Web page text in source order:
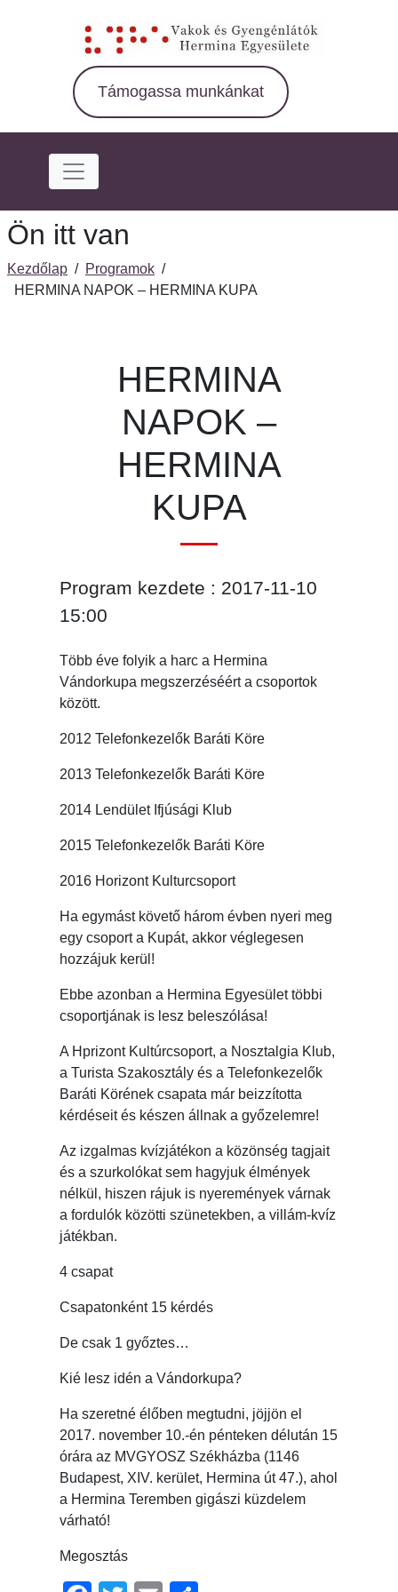
Támogassa munkánkat
Ön itt van
Kezdőlap / Programok /
HERMINA NAPOK – HERMINA KUPA
HERMINA
NAPOK –
HERMINA
KUPA
Program kezdete : 2017-11-10
15:00
Több éve folyik a harc a Hermina
Vándorkupa megszerzéséért a csoportok
között.
2012 Telefonkezelők Baráti Köre
2013 Telefonkezelők Baráti Köre
2014 Lendület Ifjúsági Klub
2015 Telefonkezelők Baráti Köre
2016 Horizont Kulturcsoport
Ha egymást követő három évben nyeri meg
egy csoport a Kupát, akkor véglegesen
hozzájuk kerül!
Ebbe azonban a Hermina Egyesület többi
csoportjának is lesz beleszólása!
A Hprizont Kultúrcsoport, a Nosztalgia Klub,
a Turista Szakosztály és a Telefonkezelők
Baráti Körének csapata már beizzította
kérdéseit és készen állnak a győzelemre!
Az izgalmas kvízjátékon a közönség tagjait
és a szurkolókat sem hagyjuk élmények
nélkül, hiszen rájuk is nyeremények várnak
a fordulók közötti szünetekben, a villám-kvíz
játékban.
4 csapat
Csapatonként 15 kérdés
De csak 1 győztes…
Kié lesz idén a Vándorkupa?
Ha szeretné élőben megtudni, jöjjön el
2017. november 10.-én pénteken délután 15
órára az MVGYOSZ Székházba (1146
Budapest, XIV. kerület, Hermina út 47.), ahol
a Hermina Teremben gigászi küzdelem
várható!
Megosztás